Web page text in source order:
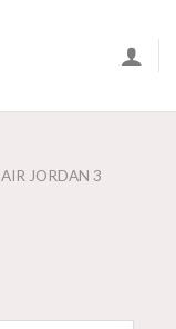
AIR JORDAN 3